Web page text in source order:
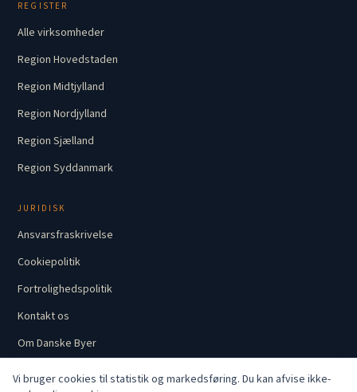
Vi bruger cookies til statistik og markedsføring. Du kan afvise ikke-
REGISTER
Alle virksomheder
Region Hovedstaden
Region Midtjylland
Region Nordjylland
Region Sjælland
Region Syddanmark
JURIDISK
Ansvarsfraskrivelse
Cookiepolitik
Fortrolighedspolitik
Kontakt os
Om Danske Byer